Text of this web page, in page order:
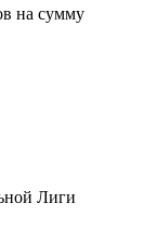
на сумму
Лиги